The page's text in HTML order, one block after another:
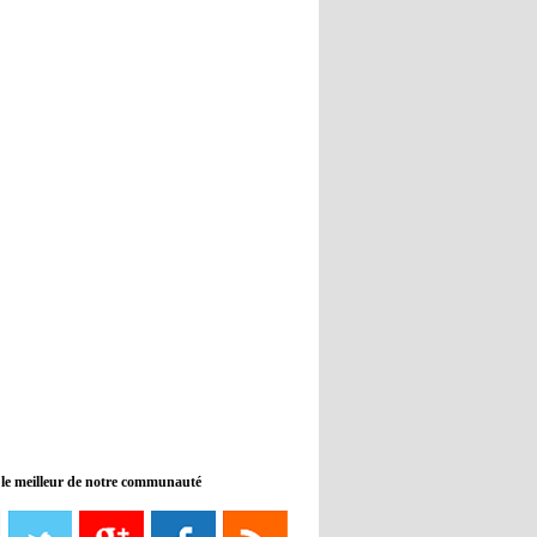
08:21 - 2022/11/08
Liverpool mis en vente par son
propriétaire
meilleur de notre communauté